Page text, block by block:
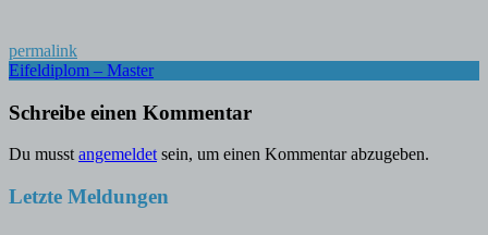
permalink
Post
navigation
Eifeldiplom – Master
Schreibe einen Kommentar
Du musst angemeldet sein, um einen Kommentar abzugeben.
Letzte Meldungen